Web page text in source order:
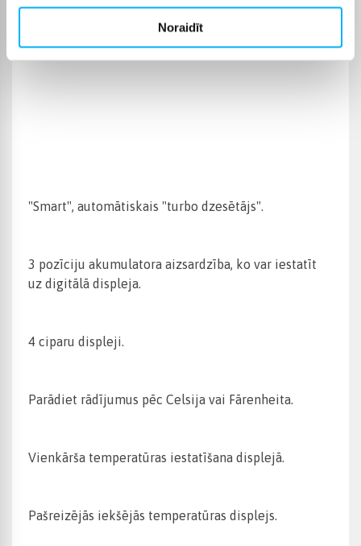
Noraidīt
Rezultāts: ātra un ekonomiska saldēšana no +10 °C
"Smart", automātiskais "turbo dzesētājs".
3 pozīciju akumulatora aizsardzība, ko var iestatīt
uz digitālā displeja.
4 ciparu displeji.
Parādiet rādījumus pēc Celsija vai Fārenheita.
Vienkārša temperatūras iestatīšana displejā.
Pašreizējās iekšējās temperatūras displejs.